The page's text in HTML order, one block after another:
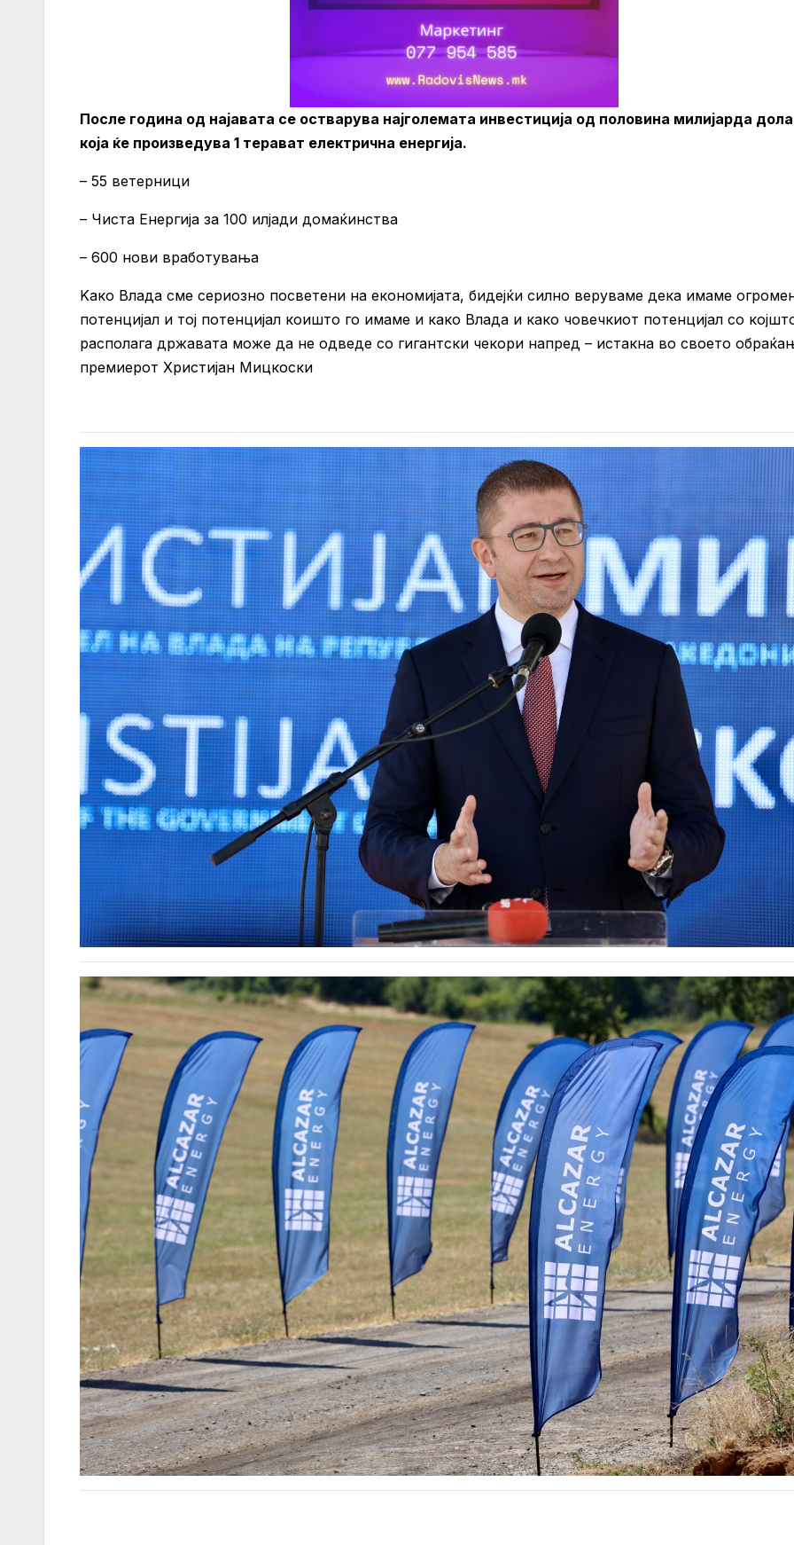
После година од најавата се остварува најголемата инвестиција од половина милијарда
која ќе произведува 1 терават електрична енергија.
– 55 ветерници
– Чиста Енергија за 100 илјади домаќинства
– 600 нови вработувања
Kако Влада сме сериозно посветени на економијата, бидејќи силно веруваме дека имаме
потенцијал и тој потенцијал коишто го имаме и како Влада и како човечкиот потенцијал со
располага државата може да не одведе со гигантски чекори напред – истакна во своето
премиерот Христијан Мицкоски